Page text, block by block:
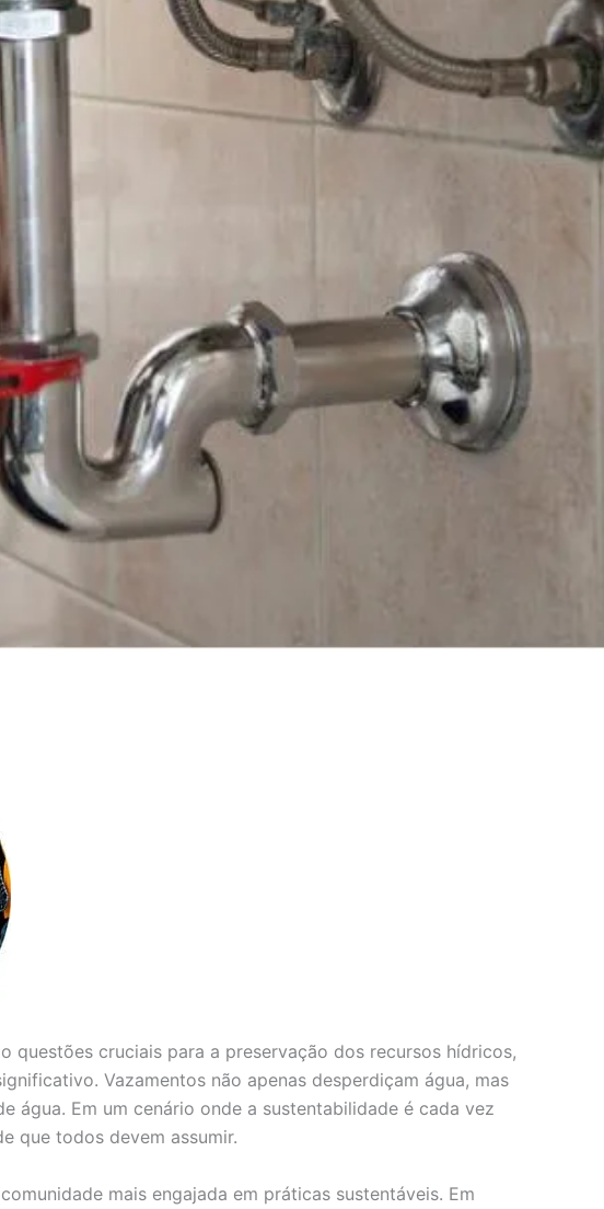
questões cruciais para a preservação dos recursos hídricos,
Vazamentos não apenas desperdiçam água, mas
água. Em um cenário onde a sustentabilidade é cada vez
que todos devem assumir.
mais engajada em práticas sustentáveis. Em